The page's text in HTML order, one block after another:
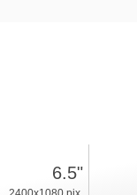
6.5"